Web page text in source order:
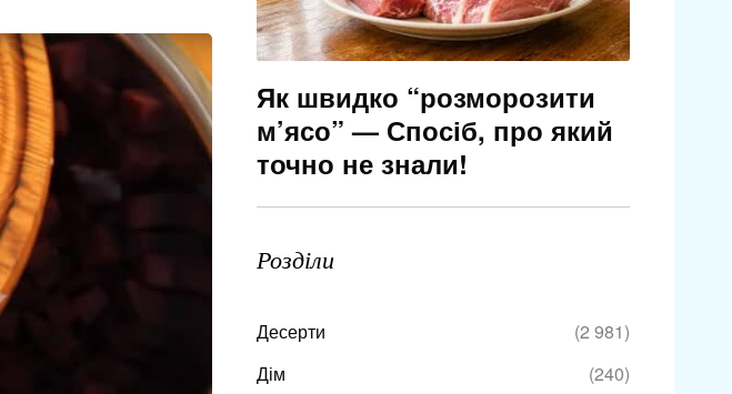
Як швидко “розморозити
м’ясо” — Спосіб, про який
точно не знали!
Розділи
Десерти
(2 981)
Дім
(240)